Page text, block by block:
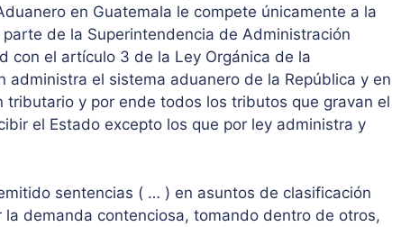
en Guatemala le compete únicamente a la
de la Superintendencia de Administración
con el artículo 3 de la Ley Orgánica de la
administra el sistema aduanero de la República y en
tributario y por ende todos los tributos que gravan el
el Estado excepto los que por ley administra y
sentencias ( … ) en asuntos de clasificación
demanda contenciosa, tomando dentro de otros,